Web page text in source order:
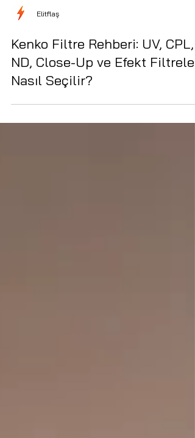
Elitflaş
Kenko Filtre Rehberi: UV, CPL,
ND, Close-Up ve Efekt Filtreleri
Nasıl Seçilir?